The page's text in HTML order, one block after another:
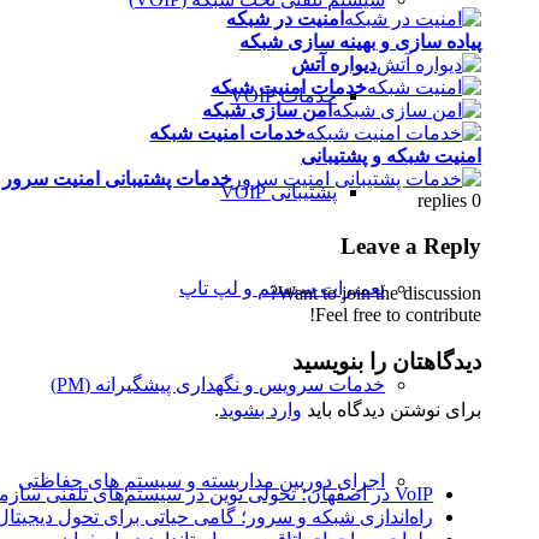
خدمات VOIP
پشتیبانی VOIP
تعمیرات سیستم و لپ‌ تاپ
خدمات سرویس و نگهداری پیشگیرانه (PM)
اجرای دوربین مداربسته و سیستم های حفاظتی
امنیت در شبکه
پیاده سازی و بهینه سازی شبکه
دیواره آتش
خدمات امنیت شبکه
امن سازی شبکه
خدمات امنیت شبکه
امنیت شبکه و پشتیبانی
خدمات پشتیبانی امنیت سرور
0
replies
Leave a Reply
Want to join the discussion?
Feel free to contribute!
دیدگاهتان را بنویسید
برای نوشتن دیدگاه باید وارد بشوید.
VoIP در اصفهان؛ تحولی نوین در سیستم‌های تلفنی سازمانی
راه‌اندازی شبکه و سرور؛ گامی حیاتی برای تحول